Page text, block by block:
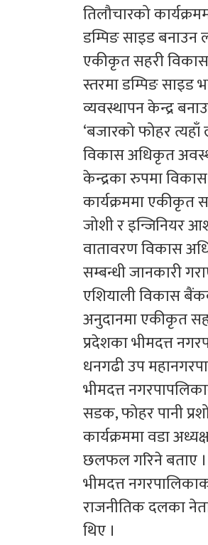
तिलौचारको
डम्पिङ साइड बनाउन
एकीकृत सहरी
स्तरमा डम्पिङ साइड
व्यवस्थापन केन्द्र
‘बजारको फोहर
विकास अधिकृत
केन्द्रका रुपमा
कार्यक्रममा एकीकृत
जोशी र इन्जिनियर
वातावरण विकास
सम्बन्धी जानकारी
एशियाली विकास
अनुदानमा एकीकृत
प्रदेशका भीमदत्त
धनगढी उप
भीमदत्त
सडक, फोहर पानी
कार्यक्रममा वडा
छलफल गरिने बताए ।
भीमदत्त
राजनीतिक दलका
थिए ।